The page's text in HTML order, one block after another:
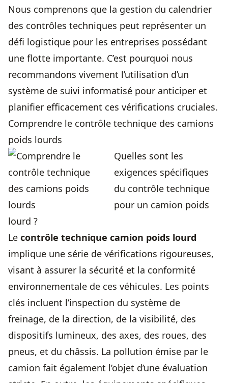
Nous comprenons que la gestion du calendrier
des contrôles techniques peut représenter un
défi logistique pour les entreprises possédant
une flotte importante. C’est pourquoi nous
recommandons vivement l’utilisation d’un
système de suivi informatisé pour anticiper et
planifier efficacement ces vérifications cruciales.
Comprendre le contrôle technique des camions
poids lourds
Quelles sont les
exigences spécifiques
du contrôle technique
pour un camion poids
lourd ?
Le contrôle technique camion poids lourd
implique une série de vérifications rigoureuses,
visant à assurer la sécurité et la conformité
environnementale de ces véhicules. Les points
clés incluent l’inspection du système de
freinage, de la direction, de la visibilité, des
dispositifs lumineux, des axes, des roues, des
pneus, et du châssis. La pollution émise par le
camion fait également l’objet d’une évaluation